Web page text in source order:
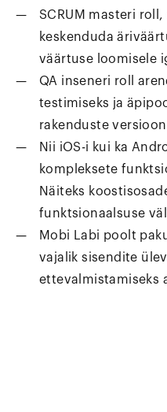
SCRUM masteri
keskenduda
väärtuse loomisele
QA inseneri roll
testimiseks ja
rakenduste
Nii iOS-i kui ka
kompleksete
Näiteks
funktsionaalsuse
Mobi Labi poolt
vajalik sisendite
ettevalmistamiseks